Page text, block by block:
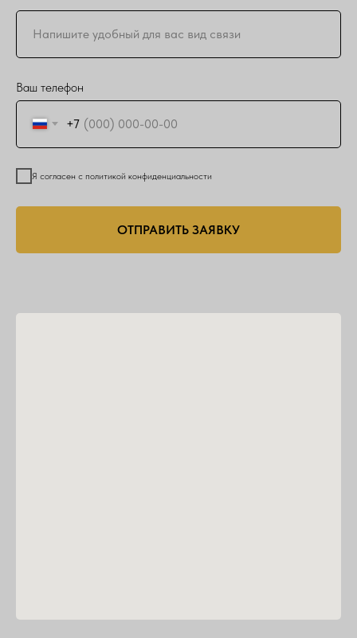
Ваш телефон
+7
Я согласен с политикой конфиденциальности
ОТПРАВИТЬ ЗАЯВКУ